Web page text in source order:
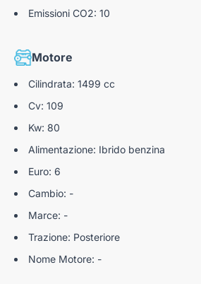
ELK - sistema avanzato di
4 modalità di guida
Emissioni CO2: 10
Motore
Cilindrata: 1499 cc
Cv: 109
Kw: 80
Alimentazione: Ibrido benzina
Euro: 6
Cambio: -
Marce: -
Trazione: Posteriore
Nome Motore: -